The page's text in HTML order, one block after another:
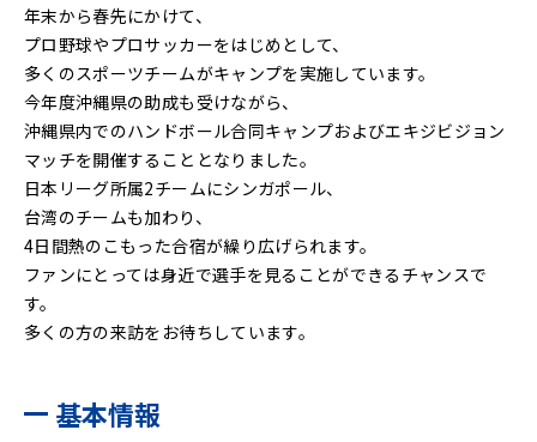
年末から春先にかけて、
プロ野球やプロサッカーをはじめとして、
多くのスポーツチームがキャンプを実施しています。
今年度沖縄県の助成も受けながら、
沖縄県内でのハンドボール合同キャンプおよびエキジビジョン
マッチを開催することとなりました。
日本リーグ所属2チームにシンガポール、
台湾のチームも加わり、
4日間熱のこもった合宿が繰り広げられます。
ファンにとっては身近で選手を見ることができるチャンスで
す。
多くの方の来訪をお待ちしています。
基本情報